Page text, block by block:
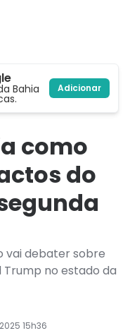
Bahia Adicionar
como
do
vai debater sobre
no estado da
15h36